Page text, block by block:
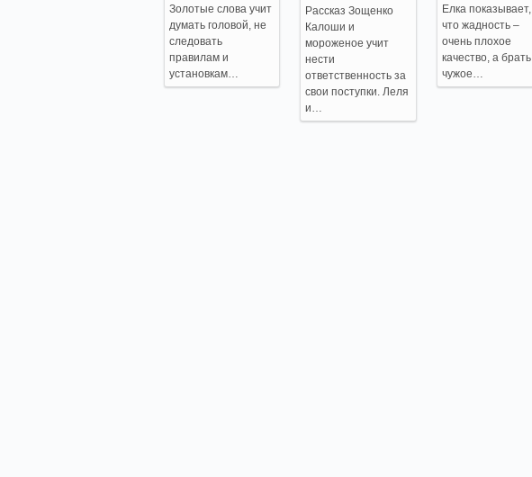
Золотые слова учит
думать головой, не
следовать
правилам и
установкам…
Рассказ Зощенко
Калоши и
мороженое учит
нести
ответственность за
свои поступки. Леля
и…
Елка показывает,
что жадность –
очень плохое
качество, а брать
чужое…